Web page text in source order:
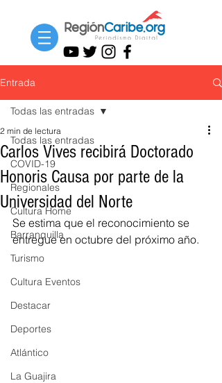
Entrada
Todas las entradas
COVID-19
Regionales
Cultura Home
Barranquilla
Turismo
Cultura Eventos
Destacar
Deportes
Atlántico
La Guajira
Todas las entradas
Carlos Vives recibirá Doctorado
Honoris Causa por parte de la
Universidad del Norte
2 min de lectura
Se estima que el reconocimiento se
entregue en octubre del próximo año.